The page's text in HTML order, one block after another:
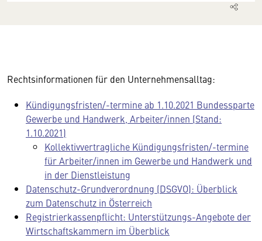
Rechtsinformationen für den Unternehmensalltag:
Kündigungsfristen/-termine ab 1.10.2021 Bundessparte
Gewerbe und Handwerk, Arbeiter/innen (Stand:
1.10.2021)
Kollektivvertragliche Kündigungsfristen/-termine
für Arbeiter/innen im Gewerbe und Handwerk und
in der Dienstleistung
Datenschutz-Grundverordnung (DSGVO): Überblick
zum Datenschutz in Österreich
Registrierkassenpflicht: Unterstützungs-Angebote der
Wirtschaftskammern im Überblick